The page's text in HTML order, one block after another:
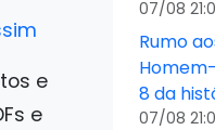
e
e
07/08
Rumo
8 da
07/08